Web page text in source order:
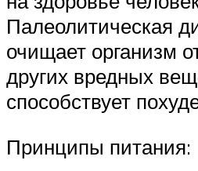
Палеолитическая
очищает организм
других вредных
способствует
Принципы питания: